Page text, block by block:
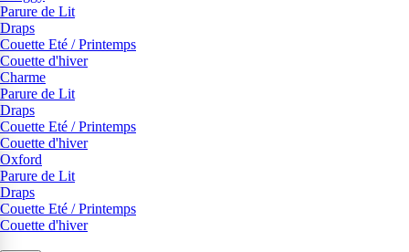
Parure de Lit
Draps
Couette Eté / Printemps
Couette d'hiver
Charme
Parure de Lit
Draps
Couette Eté / Printemps
Couette d'hiver
Oxford
Parure de Lit
Draps
Couette Eté / Printemps
Couette d'hiver